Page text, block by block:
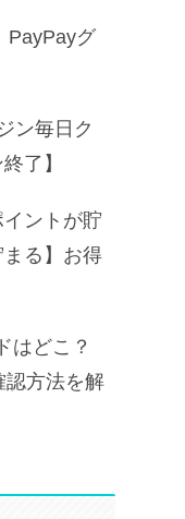
PayPayグ
ン毎日ク
了】
ントが貯
る】お得
はどこ？
認方法を解